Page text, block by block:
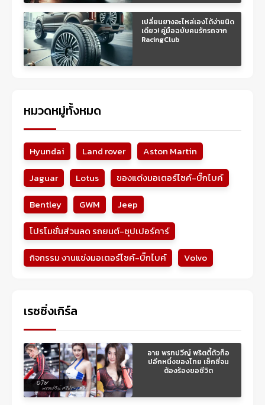
เปลี่ยนยางอะไหล่เองได้ง่ายนิด
เดียว! คู่มือฉบับคนรักรถจาก
RacingClub
หมวดหมู่ทั้งหมด
Hyundai Land rover
Aston Martin
Jaguar
Lotus
ของแต่งมอเตอร์ไซค์-บิ๊กไบค์
Bentley
GWM
Jeep
โปรโมชั่นส่วนลด รถยนต์-ซุปเปอร์คาร์
กิจกรรม งานแข่งมอเตอร์ไซค์-บิ๊กไบค์
Volvo
เรซซิ่งเกิร์ล
อาย พรทปวีญ์ พริตตี้ตัวท็อ
ปอีกหนึ่งของไทย เซ็กซี่จน
ต้องร้องขอชีวิต